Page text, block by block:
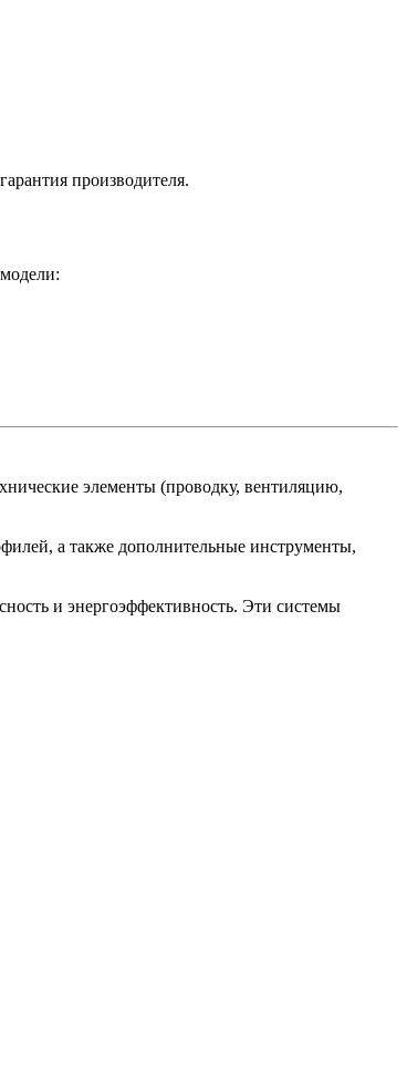
производителя.
элементы (проводку, вентиляцию,
а также дополнительные инструменты,
и энергоэффективность. Эти системы